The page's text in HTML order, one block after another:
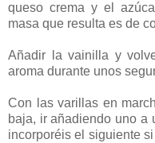
queso crema y el
masa que resulta es de
Añadir la vainilla y
aroma durante unos
Con las varillas en
baja, ir añadiendo uno a
incorporéis el siguiente